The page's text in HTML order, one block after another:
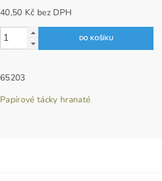
40,50 Kč bez DPH
65203
Papírové tácky hranaté